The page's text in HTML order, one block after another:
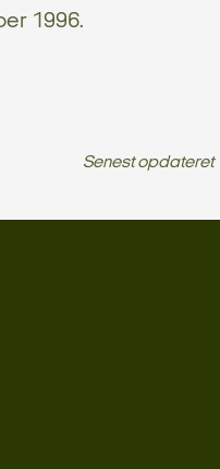
1996.
Senest opdateret